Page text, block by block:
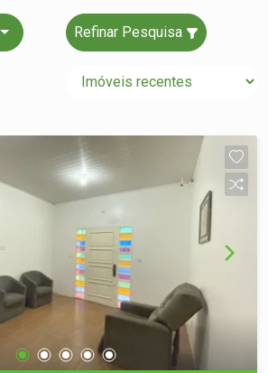
Refinar Pesquisa